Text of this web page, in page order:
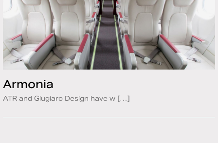
Armonia
ATR and Giugiaro Design have w […]